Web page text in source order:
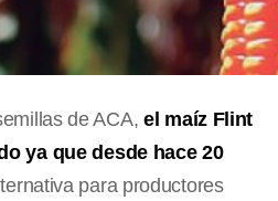
de ACA, el maíz Flint
ya que desde hace 20
para productores